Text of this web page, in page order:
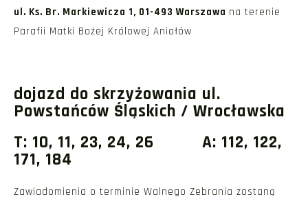
ul. Ks. Br. Markiewicza 1, 01-493 Warszawa na terenie
Parafii Matki Bożej Królowej Aniołów
dojazd do skrzyżowania ul.
Powstańców Śląskich / Wrocławska
T: 10, 11, 23, 24, 26 A: 112, 122,
171, 184
Zawiadomienia o terminie Walnego Zebrania zostaną